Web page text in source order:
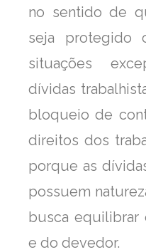
no sentido de
seja protegido
situações
dívidas
bloqueio de
direitos dos
porque as
possuem
busca
e do devedor.